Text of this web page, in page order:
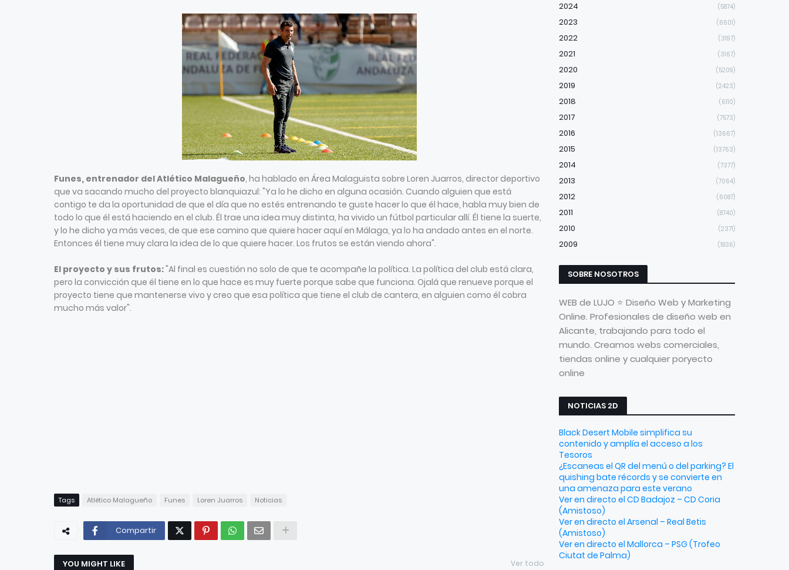
Funes, entrenador del Atlético Malagueño, ha hablado en Área Malaguista sobre Loren Juarros, director deportivo
que va sacando mucho del proyecto blanquiazul: "Ya lo he dicho en alguna ocasión. Cuando alguien que está
contigo te da la oportunidad de que el día que no estés entrenando te guste hacer lo que él hace, habla muy bien de
todo lo que él está haciendo en el club. Él trae una idea muy distinta, ha vivido un fútbol particular allí. Él tiene la suerte,
y lo he dicho ya más veces, de que ese camino que quiere hacer aquí en Málaga, ya lo ha andado antes en el norte.
Entonces él tiene muy clara la idea de lo que quiere hacer. Los frutos se están viendo ahora".
El proyecto y sus frutos:"Al final es cuestión no solo de que te acompañe la política. La política del club está clara,
pero la convicción que él tiene en lo que hace es muy fuerte porque sabe que funciona. Ojalá que renueve porque el
proyecto tiene que mantenerse vivo y creo que esa política que tiene el club de cantera, en alguien como él cobra
mucho más valor".
Tags Atlético Malagueño Funes Loren Juarros Noticias
Compartir
YOU MIGHT LIKE Ver todo
2024 (5874)
2023 (6601)
2022 (3197)
2021 (3167)
2020 (5209)
2019 (2423)
2018 (6110)
2017 (7573)
2016 (13667)
2015 (13763)
2014 (7377)
2013 (7064)
2012 (6087)
2011 (8740)
2010 (2371)
2009 (1836)
SOBRE NOSOTROS
WEB de LUJO ⭐ Diseño Web y Marketing
Online. Profesionales de diseño web en
Alicante, trabajando para todo el
mundo. Creamos webs comerciales,
tiendas online y cualquier poryecto
online
NOTICIAS 2D
Black Desert Mobile simplifica su
contenido y amplía el acceso a los
Tesoros
¿Escaneas el QR del menú o del parking? El
quishing bate récords y se convierte en
una amenaza para este verano
Ver en directo el CD Badajoz – CD Coria
(Amistoso)
Ver en directo el Arsenal – Real Betis
(Amistoso)
Ver en directo el Mallorca – PSG (Trofeo
Ciutat de Palma)